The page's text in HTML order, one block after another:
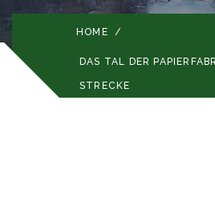
HOME /
DAS TAL DER
STRECKE